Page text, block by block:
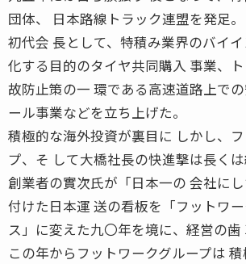
団体、 日本路線トラック連盟を発足。
初代会 長として、特積み業界のバイ
化する目的のタイヤ共同購入 事業、
故防止策の一 環である高速道路上で
ール事業などを立ち上げた。
積極的な海外投資が裏目に しかし、
プ、そ して大橋社長の快進撃は長くは
創業者の實次氏が「日本一の 会社に
付けた日本運 送の看板を「フットワ
ス」に変えた九〇年を境に、経営の歯
この年からフットワークグループは